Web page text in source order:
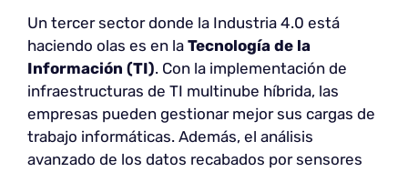
Un tercer sector donde la Industria 4.0 está
haciendo olas es en la Tecnología de la
Información (TI). Con la implementación de
infraestructuras de TI multinube híbrida, las
empresas pueden gestionar mejor sus cargas de
trabajo informáticas. Además, el análisis
avanzado de los datos recabados por sensores